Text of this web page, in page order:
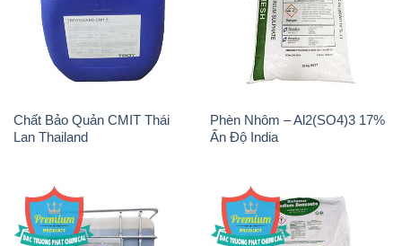
Chất Bảo Quản CMIT Thái
Lan Thailand
Phèn Nhôm – Al2(SO4)3 17%
Ấn Độ India